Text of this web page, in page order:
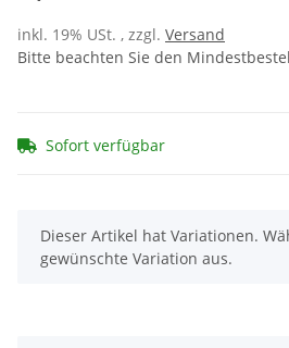
inkl. 19% USt. , zzgl. Versand
Bitte beachten Sie den
Sofort verfügbar
x
Dieser Artikel hat Variationen.
gewünschte Variation aus.